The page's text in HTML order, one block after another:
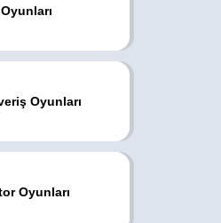
Oyunları
Oyunları